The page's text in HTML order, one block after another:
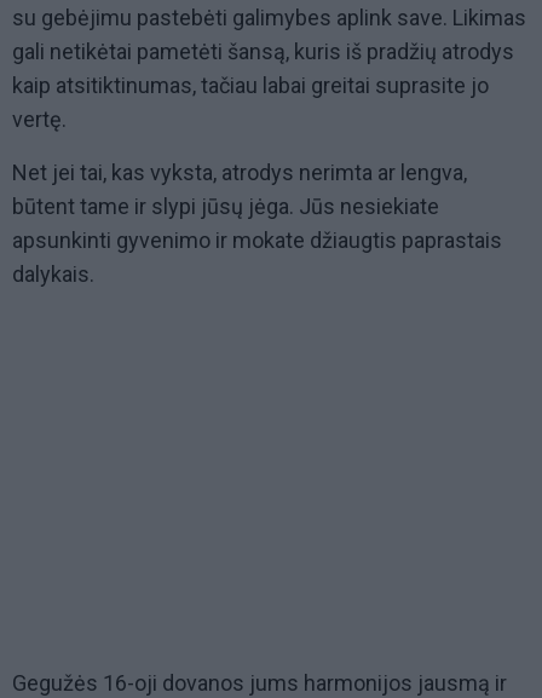
su gebėjimu pastebėti galimybes aplink save. Likimas
gali netikėtai pametėti šansą, kuris iš pradžių atrodys
kaip atsitiktinumas, tačiau labai greitai suprasite jo
vertę.
Net jei tai, kas vyksta, atrodys nerimta ar lengva,
būtent tame ir slypi jūsų jėga. Jūs nesiekiate
apsunkinti gyvenimo ir mokate džiaugtis paprastais
dalykais.
Gegužės 16-oji dovanos jums harmonijos jausmą ir